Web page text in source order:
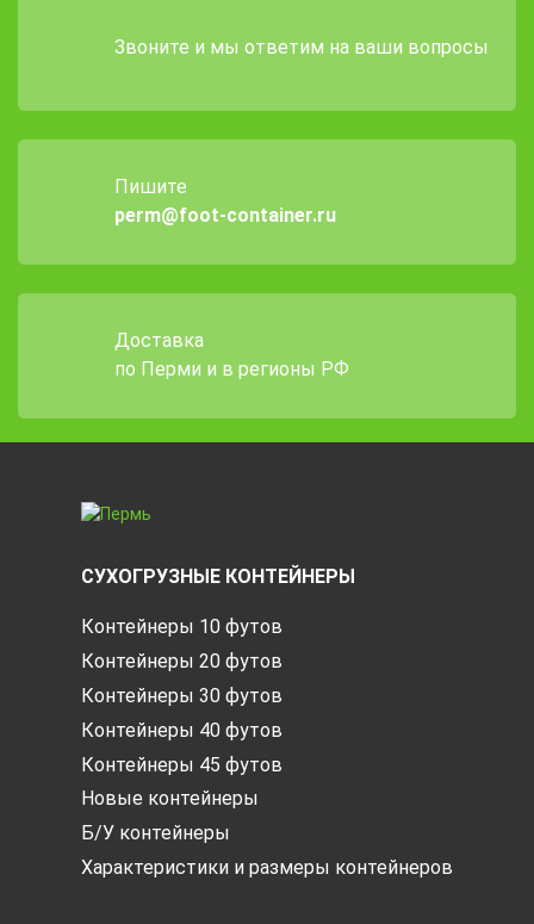
Звоните и мы ответим на ваши вопросы
Пишите
perm@foot-container.ru
Доставка
по Перми и в регионы РФ
СУХОГРУЗНЫЕ КОНТЕЙНЕРЫ
Контейнеры 10 футов
Контейнеры 20 футов
Контейнеры 30 футов
Контейнеры 40 футов
Контейнеры 45 футов
Новые контейнеры
Б/У контейнеры
Характеристики и размеры контейнеров